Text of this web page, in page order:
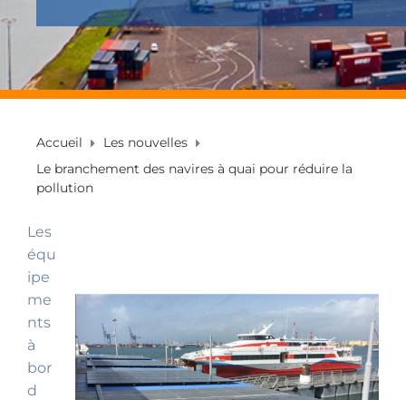
Accueil
Les nouvelles
Le branchement des navires à quai pour réduire la
pollution
Les
équ
ipe
me
nts
à
bor
d